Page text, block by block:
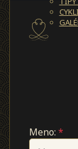
Meno:*